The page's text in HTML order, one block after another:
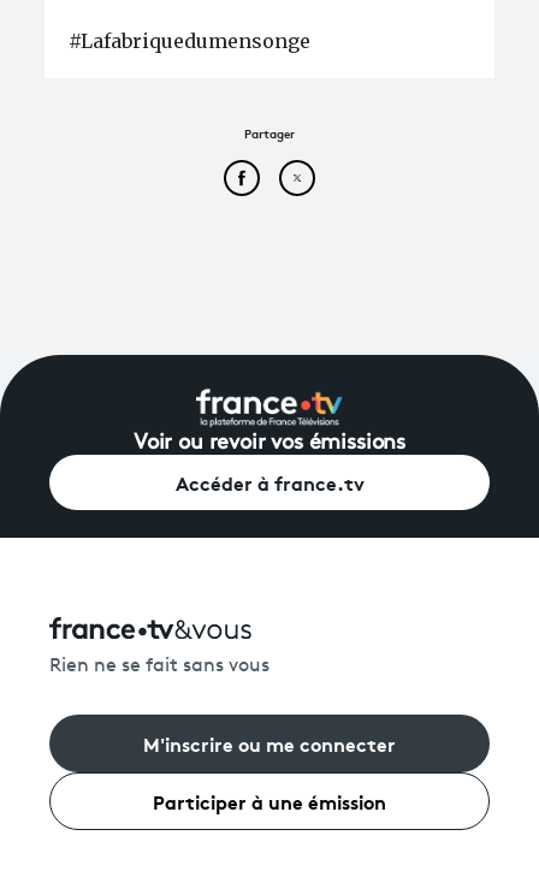
#Lafabriquedumensonge
Partager
Partager cet article sur
Partager cet article sur
Voir ou revoir vos émissions
Accéder à france.tv
Rien ne se fait sans vous
M'inscrire ou me connecter
Participer à une émission